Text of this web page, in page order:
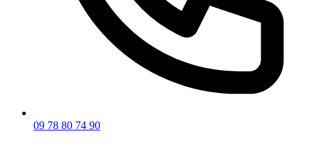
09 78 80 74 90